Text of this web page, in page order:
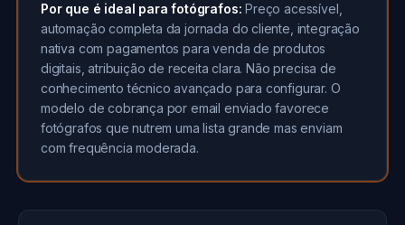
Por que é ideal para fotógrafos: Preço acessível,
automação completa da jornada do cliente, integração
nativa com pagamentos para venda de produtos
digitais, atribuição de receita clara. Não precisa de
conhecimento técnico avançado para configurar. O
modelo de cobrança por email enviado favorece
fotógrafos que nutrem uma lista grande mas enviam
com frequência moderada.